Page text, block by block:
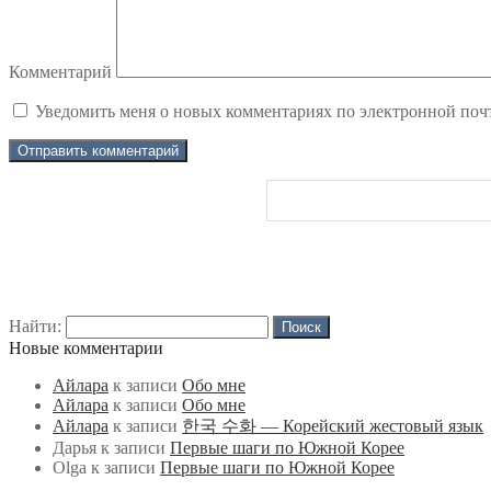
Комментарий
Уведомить меня о новых комментариях по электронной
Найти:
Новые комментарии
Айлара к записи Обо мне
Айлара к записи Обо мне
Айлара к записи 한국 수화 — Корейский жестовый язык
Дарья к записи Первые шаги по Южной Корее
Olga к записи Первые шаги по Южной Корее